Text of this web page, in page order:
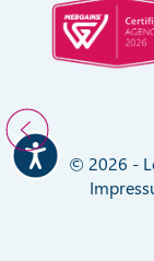
© 2026 -